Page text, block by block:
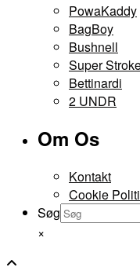
PowaKaddy
BagBoy
Bushnell
Super
Bettinardi
2 UNDR
Om Os
Kontakt
Cookie
Søg
×